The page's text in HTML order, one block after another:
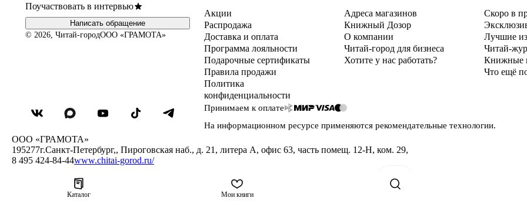
Каталог Мои книги
Поучаствовать в интервью
Написать обращение
© 2026, Читай-городООО «ГРАМОТА»
Акции
Распродажа
Доставка и оплата
Программа лояльности
Подарочные сертификаты
Правила продажи
Политика
конфиденциальности
Адреса магазинов
Книжный Дозор
О компании
Читай-город для бизнеса
Хотите у нас работать?
Скоро в
Лучшие
Читай-
Книжные
Что ещё
Принимаем к оплате
На информационном ресурсе применяются рекомендательные технологии.
ООО «ГРАМОТА»
195277г.Санкт-Петербург,, Пироговская наб., д. 21, литера А, офис 63, часть помещ. 12-Н, ком. 29,
8 495 424-84-44www.chitai-gorod.ru/